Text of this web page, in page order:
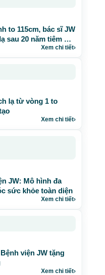
to 115cm, bác sĩ JW
sau 20 năm tiêm mỡ
Xem chi tiết›
lạ từ vòng 1 to
Xem chi tiết›
JW: Mô hình đa
sức khỏe toàn diện
Xem chi tiết›
viện JW tặng
Xem chi tiết›